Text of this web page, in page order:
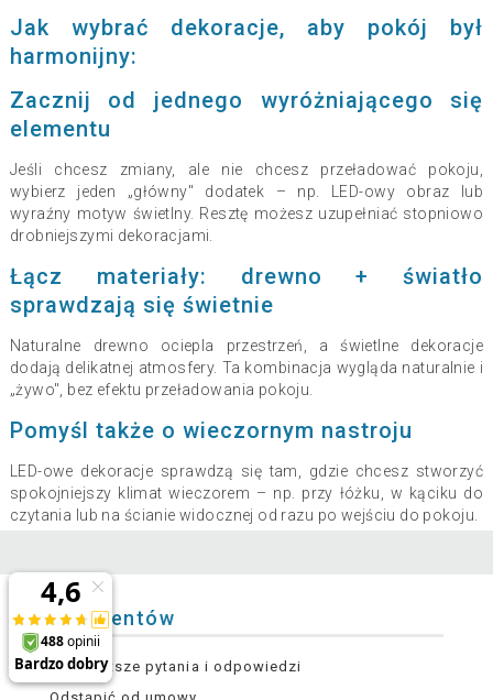
Jak wybrać dekoracje, aby pokój był
harmonijny:
Zacznij od jednego wyróżniającego się
elementu
Jeśli chcesz zmiany, ale nie chcesz przeładować pokoju,
wybierz jeden „główny" dodatek – np. LED-owy obraz lub
wyraźny motyw świetlny. Resztę możesz uzupełniać stopniowo
drobniejszymi dekoracjami.
Łącz materiały: drewno + światło
sprawdzają się świetnie
Naturalne drewno ociepla przestrzeń, a świetlne dekoracje
dodają delikatnej atmosfery. Ta kombinacja wygląda naturalnie i
„żywo", bez efektu przeładowania pokoju.
Pomyśl także o wieczornym nastroju
LED-owe dekoracje sprawdzą się tam, gdzie chcesz stworzyć
spokojniejszy klimat wieczorem – np. przy łóżku, w kąciku do
czytania lub na ścianie widocznej od razu po wejściu do pokoju.
Dla klientów
Najczęstsze pytania i odpowiedzi